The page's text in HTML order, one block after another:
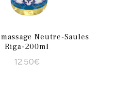
Neutre-Saules
Riga-200ml
12.50€